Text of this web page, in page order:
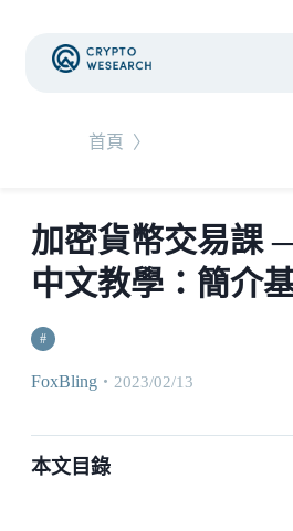
首頁 〉
加密貨幣交易課
中文教學：簡介
#
FoxBling ・ 2023/02/13
本文目錄